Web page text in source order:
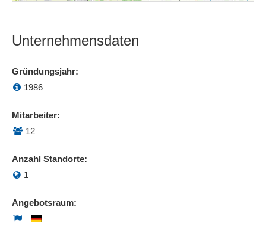
Unternehmensdaten
Gründungsjahr:
1986
Mitarbeiter:
12
Anzahl Standorte:
1
Angebotsraum: